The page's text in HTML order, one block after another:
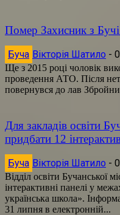
Помер Захисник з
Буча Вікторія Шатило -
Ще з 2015 році чоловік
проведення АТО. Після
повернувся до лав
Для закладів освіти
придбати 12
Буча Вікторія Шатило -
Відділ освіти Бучанської
інтерактивні панелі у
українська школа».
31 липня в електронній...